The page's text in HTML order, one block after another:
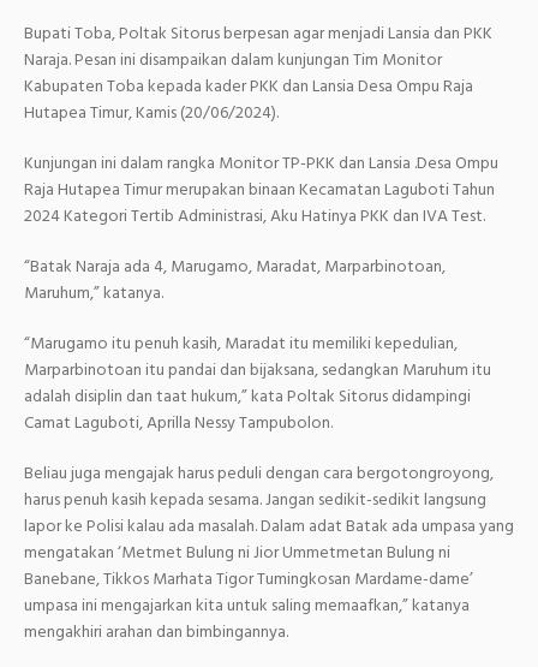
Bupati Toba, Poltak Sitorus berpesan agar menjadi Lansia dan PKK
Naraja. Pesan ini disampaikan dalam kunjungan Tim Monitor
Kabupaten Toba kepada kader PKK dan Lansia Desa Ompu Raja
Hutapea Timur, Kamis (20/06/2024).
Kunjungan ini dalam rangka Monitor TP-PKK dan Lansia .Desa Ompu
Raja Hutapea Timur merupakan binaan Kecamatan Laguboti Tahun
2024 Kategori Tertib Administrasi, Aku Hatinya PKK dan IVATest.
“Batak Naraja ada 4, Marugamo, Maradat, Marparbinotoan,
Maruhum,” katanya.
“Marugamo itu penuh kasih, Maradat itu memiliki kepedulian,
Marparbinotoan itu pandai dan bijaksana, sedangkan Maruhum itu
adalah disiplin dan taat hukum,” kata Poltak Sitorus didampingi
Camat Laguboti, Aprilla Nessy Tampubolon.
Beliau juga mengajak harus peduli dengan cara bergotongroyong,
harus penuh kasih kepada sesama. Jangan sedikit-sedikit langsung
lapor ke Polisi kalau ada masalah. Dalam adat Batak ada umpasa yang
mengatakan ‘Metmet Bulung ni Jior Ummetmetan Bulung ni
Banebane, Tikkos Marhata Tigor Tumingkosan Mardame-dame’
umpasa ini mengajarkan kita untuk saling memaafkan,” katanya
mengakhiri arahan dan bimbingannya.